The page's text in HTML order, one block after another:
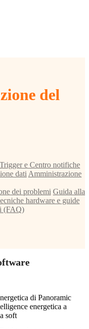
del
Trigger e Centro notifiche
dati Amministrazione
dei problemi Guida alla
hardware e guide
(FAQ)
di Panoramic
energetica a
soft